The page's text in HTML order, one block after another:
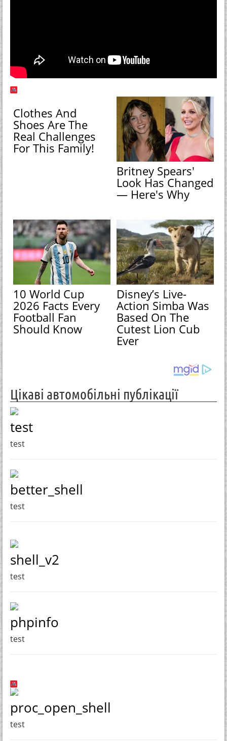
Clothes And
Shoes Are The
Real Challenges
For This Family!
Britney Spears'
Look Has Changed
— Here's Why
10 World Cup
2026 Facts Every
Football Fan
Should Know
Disney’s Live-
Action Simba Was
Based On The
Cutest Lion Cub
Ever
Цікаві автомобільні публікації
test
test
better_shell
test
shell_v2
test
phpinfo
test
proc_open_shell
test